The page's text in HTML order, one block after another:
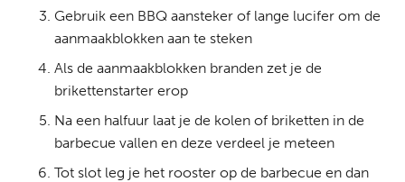
Gebruik een BBQ aansteker of lange lucifer om de
aanmaakblokken aan te steken
Als de aanmaakblokken branden zet je de
brikettenstarter erop
Na een halfuur laat je de kolen of briketten in de
barbecue vallen en deze verdeel je meteen
Tot slot leg je het rooster op de barbecue en dan